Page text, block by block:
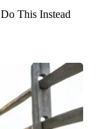
This Instead